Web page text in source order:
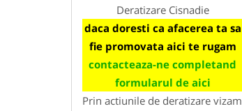
Deratizare Cisnadie
daca doresti ca afacerea ta sa
fie promovata aici te rugam
contacteaza-ne completand
formularul de aici
Prin actiunile de deratizare vizam